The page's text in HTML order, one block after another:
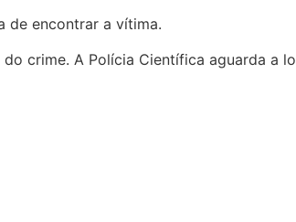
de encontrar a vítima.
crime. A Polícia Científica aguarda a